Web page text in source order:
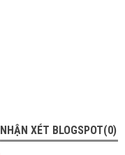
NHẬN XÉT BLOGSPOT(0)